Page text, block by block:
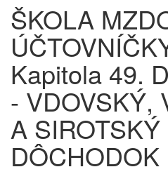
ŠKOLA
Kapitola 49.
- VDOVSKÝ,
A SIROTSKÝ
DÔCHODOK